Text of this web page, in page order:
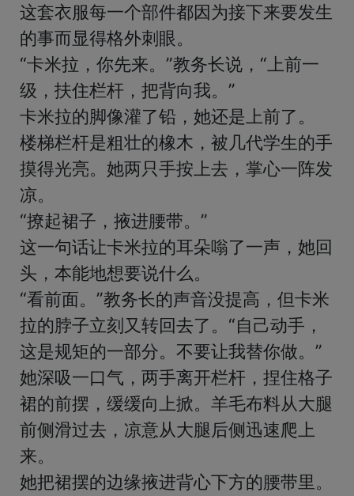
这套衣服每一个部件都因为接下来要发生
的事而显得格外刺眼。
“卡米拉，你先来。”教务长说，“上前一
级，扶住栏杆，把背向我。”
卡米拉的脚像灌了铅，她还是上前了。
楼梯栏杆是粗壮的橡木，被几代学生的手
摸得光亮。她两只手按上去，掌心一阵发
凉。
“撩起裙子，掖进腰带。”
这一句话让卡米拉的耳朵嗡了一声，她回
头，本能地想要说什么。
“看前面。”教务长的声音没提高，但卡米
拉的脖子立刻又转回去了。“自己动手，
这是规矩的一部分。不要让我替你做。”
她深吸一口气，两手离开栏杆，捏住格子
裙的前摆，缓缓向上掀。羊毛布料从大腿
前侧滑过去，凉意从大腿后侧迅速爬上
来。
她把裙摆的边缘掖进背心下方的腰带里。